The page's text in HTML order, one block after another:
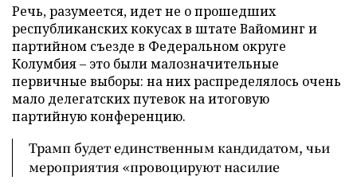
Речь, разумеется, идет не о прошедших
республиканских кокусах в штате Вайоминг и
партийном съезде в Федеральном округе
Колумбия – это были малозначительные
первичные выборы: на них распределялось очень
мало делегатских путевок на итоговую
партийную конференцию.
Трамп будет единственным кандидатом, чьи
мероприятия «провоцируют насилие